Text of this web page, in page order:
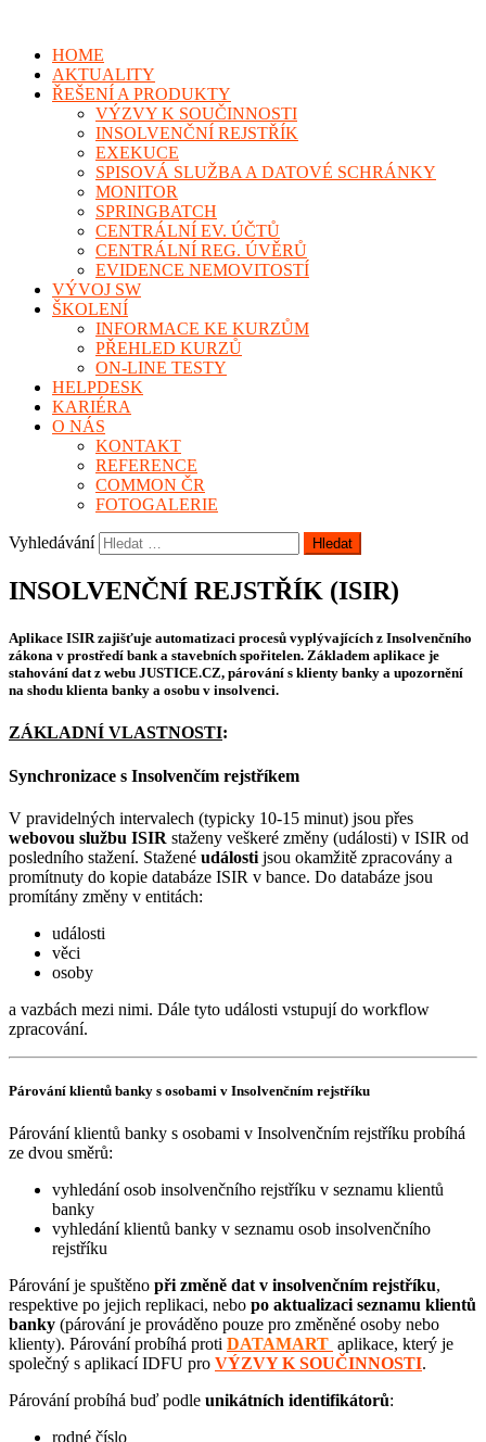
HOME
AKTUALITY
ŘEŠENÍ A PRODUKTY
VÝZVY K SOUČINNOSTI
INSOLVENČNÍ REJSTŘÍK
EXEKUCE
SPISOVÁ SLUŽBA A DATOVÉ SCHRÁNKY
MONITOR
SPRINGBATCH
CENTRÁLNÍ EV. ÚČTŮ
CENTRÁLNÍ REG. ÚVĚRŮ
EVIDENCE NEMOVITOSTÍ
VÝVOJ SW
ŠKOLENÍ
INFORMACE KE KURZŮM
PŘEHLED KURZŮ
ON-LINE TESTY
HELPDESK
KARIÉRA
O NÁS
KONTAKT
REFERENCE
COMMON ČR
FOTOGALERIE
Vyhledávání
INSOLVENČNÍ REJSTŘÍK (ISIR)
Aplikace ISIR zajišťuje automatizaci procesů vyplývajících z Insolvenčního
zákona v prostředí bank a stavebních spořitelen. Základem aplikace je
stahování dat z webu JUSTICE.CZ, párování s klienty banky a upozornění
na shodu klienta banky a osobu v insolvenci.
ZÁKLADNÍ VLASTNOSTI:
Synchronizace s Insolvenčím rejstříkem
V pravidelných intervalech (typicky 10-15 minut) jsou přes
webovou službu ISIR staženy veškeré změny (události) v ISIR od
posledního stažení. Stažené události jsou okamžitě zpracovány a
promítnuty do kopie databáze ISIR v bance. Do databáze jsou
promítány změny v entitách:
události
věci
osoby
a vazbách mezi nimi. Dále tyto události vstupují do workflow
zpracování.
Párování klientů banky s osobami v Insolvenčním rejstříku
Párování klientů banky s osobami v Insolvenčním rejstříku probíhá
ze dvou směrů:
vyhledání osob insolvenčního rejstříku v seznamu klientů
banky
vyhledání klientů banky v seznamu osob insolvenčního
rejstříku
Párování je spuštěno při změně dat v insolvenčním rejstříku,
respektive po jejich replikaci, nebo po aktualizaci seznamu klientů
banky (párování je prováděno pouze pro změněné osoby nebo
klienty). Párování probíhá proti DATAMART aplikace, který je
společný s aplikací IDFU pro VÝZVY K SOUČINNOSTI.
Párování probíhá buď podle unikátních identifikátorů:
rodné číslo